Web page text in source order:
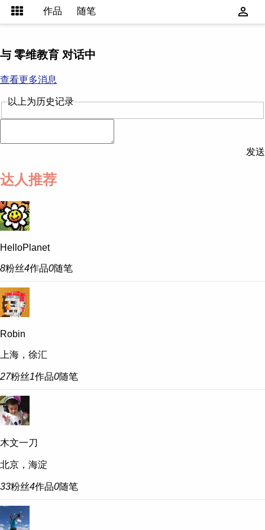
作品 随笔
与 零维教育 对话中
查看更多消息
以上为历史记录
发送
达人推荐
HelloPlanet
8粉丝4作品0随笔
Robin
上海，徐汇
27粉丝1作品0随笔
木文一刀
北京，海淀
33粉丝4作品0随笔